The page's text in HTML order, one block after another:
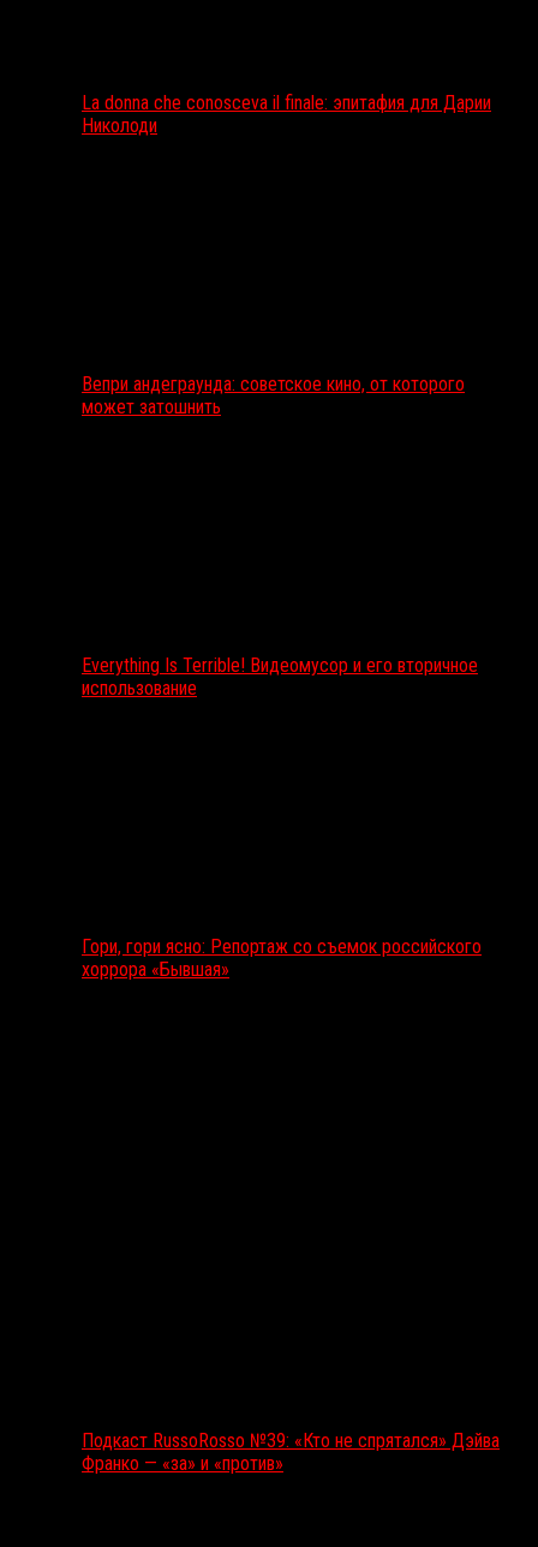
La donna che conosceva il finale: эпитафия для Дарии
Николоди
Вепри андеграунда: советское кино, от которого
может затошнить
Everything Is Terrible! Видеомусор и его вторичное
использование
Гори, гори ясно: Репортаж со съемок российского
хоррора «Бывшая»
Подкаст RussoRosso №39: «Кто не спрятался» Дэйва
Франко — «за» и «против»